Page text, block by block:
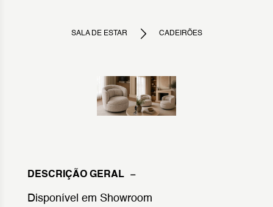
SALA DE ESTAR CADEIRÕES
DESCRIÇÃO GERAL
Disponível em Showroom